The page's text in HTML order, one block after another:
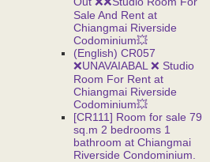
Sale And Rent at
Chiangmai Riverside
Codominium💥
(English) CR057
❌UNAVAIABAL ❌ Studio
Room For Rent at
Chiangmai Riverside
Codominium💥
[CR111] Room for sale 79
sq.m 2 bedrooms 1
bathroom at Chiangmai
Riverside Condominium.